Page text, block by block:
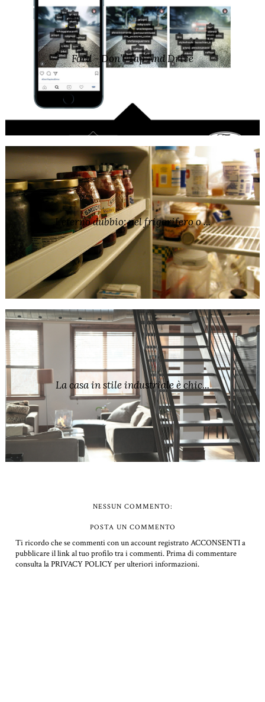
Ford - Don’t Tap And Drive
L'eterno dubbio: nel frigorifero o ...
La casa in stile industriale è chic...
NESSUN COMMENTO:
POSTA UN COMMENTO
Ti ricordo che se commenti con un account registrato ACCONSENTI a
pubblicare il link al tuo profilo tra i commenti.Prima di commentare
consulta la PRIVACY POLICY per ulteriori informazioni.